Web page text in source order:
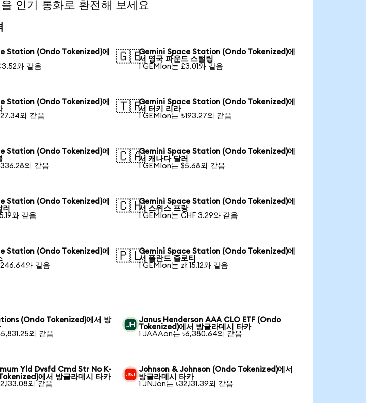
기 통화로 환전해 보세요
Station (Ondo Tokenized)에
와 같음
🇬🇧Gemini Space Station (Ondo Tokenized)에
서 영국 파운드 스털링
1 GEMIon는 £3.01와 같음
Station (Ondo Tokenized)에
와 같음
🇹🇷Gemini Space Station (Ondo Tokenized)에
서 터키 리라
1 GEMIon는 ₺193.27와 같음
Station (Ondo Tokenized)에
와 같음
🇨🇦Gemini Space Station (Ondo Tokenized)에
서 캐나다 달러
1 GEMIon는 $5.68와 같음
Station (Ondo Tokenized)에
러
와 같음
🇨🇭Gemini Space Station (Ondo Tokenized)에
서 스위스 프랑
1 GEMIon는 CHF 3.29와 같음
Station (Ondo Tokenized)에
와 같음
🇵🇱Gemini Space Station (Ondo Tokenized)에
서 폴란드 즐로티
1 GEMIon는 zł 15.12와 같음
(Ondo Tokenized)에서 방
와 같음
Janus Henderson AAA CLO ETF (Ondo
Tokenized)에서 방글라데시 타카
1 JAAAon는 ৳6,380.64와 같음
Yld Dvsfd Cmd Str No K-
에서 방글라데시 타카
와 같음
Johnson & Johnson (Ondo Tokenized)에서
방글라데시 타카
1 JNJon는 ৳32,131.39와 같음